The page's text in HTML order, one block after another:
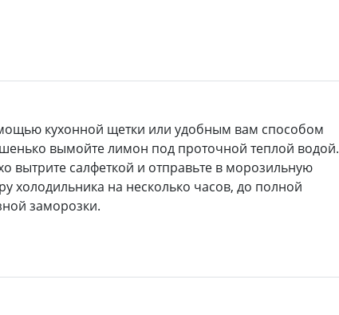
кухонной щетки или удобным вам способом
вымойте лимон под проточной теплой водой.
вытрите салфеткой и отправьте в морозильную
холодильника на несколько часов, до полной
заморозки.